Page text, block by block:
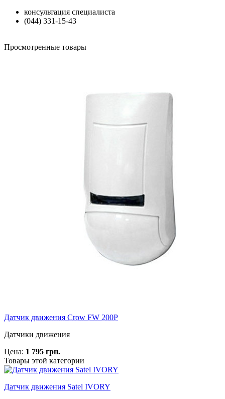
консультация специалиста
(044) 331-15-43
Просмотренные товары
Датчик движения Crow FW 200P
Датчики движения
Цена: 1 795 грн.
Товары этой категории
Датчик движения Satel IVORY